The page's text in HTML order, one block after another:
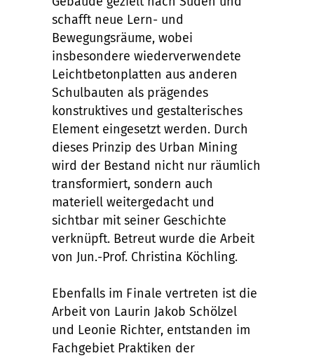
schafft neue Lern- und
Bewegungsräume, wobei
insbesondere wiederverwendete
Leichtbetonplatten aus anderen
Schulbauten als prägendes
konstruktives und gestalterisches
Element eingesetzt werden. Durch
dieses Prinzip des Urban Mining
wird der Bestand nicht nur räumlich
transformiert, sondern auch
materiell weitergedacht und
sichtbar mit seiner Geschichte
verknüpft. Betreut wurde die Arbeit
von Jun.-Prof. Christina Köchling.
Ebenfalls im Finale vertreten ist die
Arbeit von Laurin Jakob Schölzel
und Leonie Richter, entstanden im
Fachgebiet Praktiken der